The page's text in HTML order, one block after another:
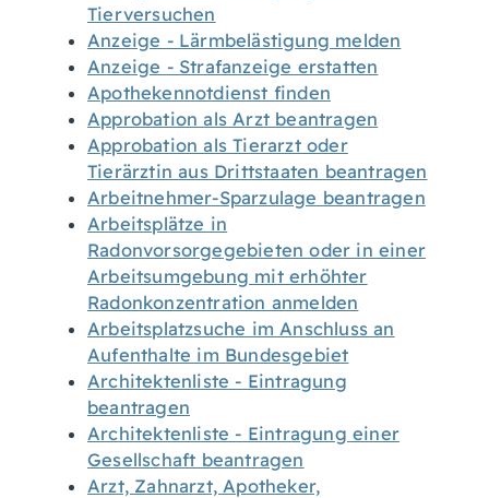
Tierversuchen
Anzeige - Lärmbelästigung melden
Anzeige - Strafanzeige erstatten
Apothekennotdienst finden
Approbation als Arzt beantragen
Approbation als Tierarzt oder
Tierärztin aus Drittstaaten beantragen
Arbeitnehmer-Sparzulage beantragen
Arbeitsplätze in
Radonvorsorgegebieten oder in einer
Arbeitsumgebung mit erhöhter
Radonkonzentration anmelden
Arbeitsplatzsuche im Anschluss an
Aufenthalte im Bundesgebiet
Architektenliste - Eintragung
beantragen
Architektenliste - Eintragung einer
Gesellschaft beantragen
Arzt, Zahnarzt, Apotheker,